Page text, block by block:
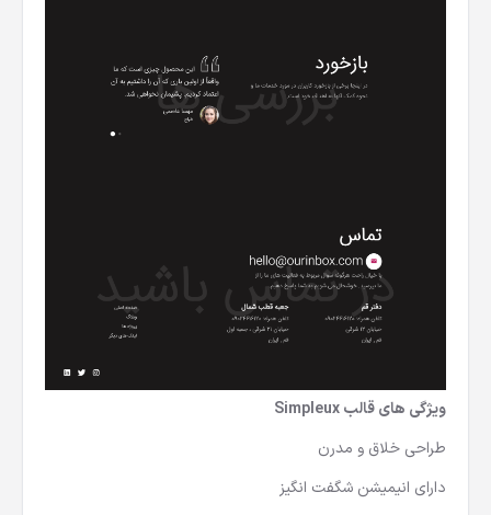
ویژگی هایقالب Simpleux
طراحی خلاق و مدرن
دارای انیمیشن شگفت انگیز